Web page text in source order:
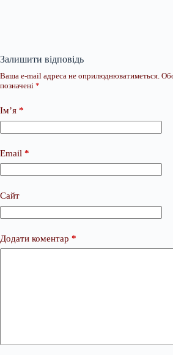
Залишити відповідь
Ваша e-mail адреса не оприлюднюватиметься.
позначені *
Ім’я *
Email *
Сайт
Додати коментар *